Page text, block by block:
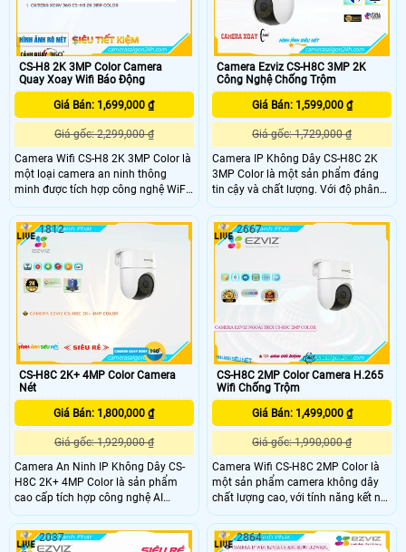
CS-H8 2K 3MP Color Camera
Quay Xoay Wifi Báo Động
Giá Bán: 1,699,000 ₫
Giá gốc: 2,299,000 ₫
Camera Wifi CS-H8 2K 3MP Color là
một loại camera an ninh thông
minh được tích hợp công nghệ WiFi,
cho phép bạn giám sát ngôi nhà,
văn phòng hoặc bất kỳ không gian
nào khác từ xa thông qua kết nối
internet. Camera này có độ phân
giải cao 2K và chất lượng hình ảnh
3MP, giúp bạn có được hình ảnh rõ
Camera Ezviz CS-H8C 3MP 2K
Công Nghệ Chống Trộm
Giá Bán: 1,599,000 ₫
Giá gốc: 1,729,000 ₫
Camera IP Không Dây CS-H8C 2K
3MP Color là một sản phẩm đáng
tin cậy và chất lượng. Với độ phân
giải 2K và 3MP, nó cho phép bạn ghi
lại và xem hình ảnh sắc nét và chi
tiết. Điểm nổi bật của sản phẩm này
là tính năng không dây, giúp bạn dễ
dàng cài đặt và vận hành mà không
cần đến dây cáp phức tạp
CS-H8C 2K+ 4MP Color Camera
Nét
Giá Bán: 1,800,000 ₫
Giá gốc: 1,929,000 ₫
Camera An Ninh IP Không Dây CS-
H8C 2K+ 4MP Color là sản phẩm
cao cấp tích hợp công nghệ AI
Chuyên dụng. Với khả năng Chống
Ngược Sáng DWDR, camera này cho
phép lắp trong nhà một cách tốt
1812
CS-H8C 2MP Color Camera H.265
Wifi Chống Trộm
Giá Bán: 1,499,000 ₫
Giá gốc: 1,990,000 ₫
Camera Wifi CS-H8C 2MP Color là
một sản phẩm camera không dây
chất lượng cao, với tính năng kết nối
Wifi và chức năng quan sát từ xa,
giúp bạn dễ dàng theo dõi và bảo vệ
nhà cửa hoặc văn phòng của mình
2667
2037 2864